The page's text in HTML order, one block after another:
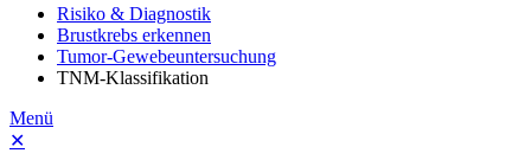
Risiko & Diagnostik
Brustkrebs erkennen
Tumor-Gewebeuntersuchung
TNM-Klassifikation
Menü
✕